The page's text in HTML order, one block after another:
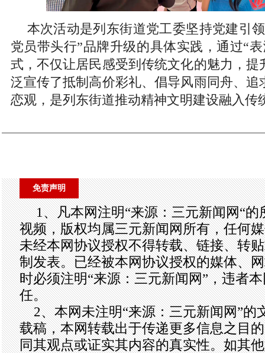
本次活动是列东街道党工委坚持党建引
党员带头行”品牌升级的具体实践，通过“
式，不仅让居民感受到传统文化的魅力，提
泛宣传了抵制高价彩礼、倡导风雨同舟、追
恋观，是列东街道推动精神文明建设融入传
免责声明
1、凡本网注明“来源：三元新闻网“
视频，版权均属三元新闻网所有，任何
未经本网协议授权不得转载、链接、转
制发表。已经被本网协议授权的媒体、
时必须注明“来源：三元新闻网”，违者
任。
2、本网未注明“来源：三元新闻网”的
载稿，本网转载出于传递更多信息之目
同其观点或证实其内容的真实性。如其